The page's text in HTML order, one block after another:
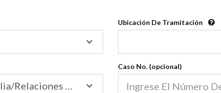
Ubicación De Tramitación
Tramitación
Tribunal de Familia/Relaciones Domésticas
Caso No. (opcional)